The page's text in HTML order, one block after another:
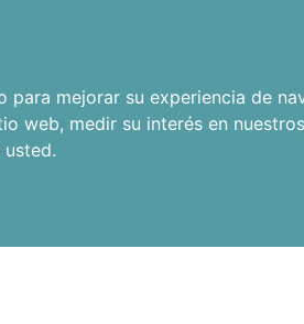
mejorar su experiencia de
web, medir su interés en
usted.